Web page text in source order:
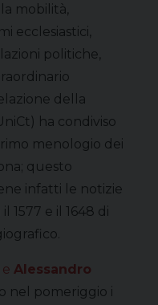
mobilità,
ecclesiastici,
politiche,
della
ha condiviso
menologio dei
questo
infatti le notizie
1577 e il 1648 di
e Alessandro
nel pomeriggio i